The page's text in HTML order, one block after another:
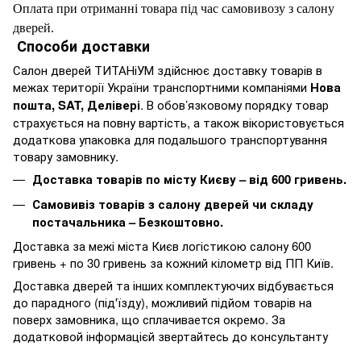
Оплата при отриманні товара під час самовивозу з салону
дверей.
Способи доставки
Салон дверей ТИТАНіУМ здійснює доставку товарів в
межах території України транспортними компаніями Нова
пошта, SAT, Делівері. В обов’язковому порядку товар
страхується на повну вартість, а також вікористовується
додаткова упаковка для подальшого транспортування
товару замовнику.
Доставка товарів по місту Києву – від 600 гривень.
Самовивіз товарів з салону дверей чи складу
постачальника – Безкоштовно.
Доставка за межі міста Києв логістикою салону 600
гривень + по 30 гривень за кожний кілометр від ПП Київ.
Доставка дверей та інших комплектуючих відбувається
до парадного (під'їзду), можливий підйом товарів на
поверх замовника, що сплачивается окремо. За
додатковой інформацієй звертайтесь до консультанту